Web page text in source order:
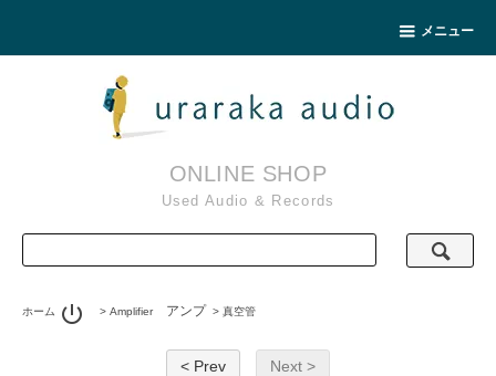
メニュー
ONLINE SHOP
Used Audio & Records
ホーム >
power_settings_new Amplifierアンプ > 真空管
< Prev Next >